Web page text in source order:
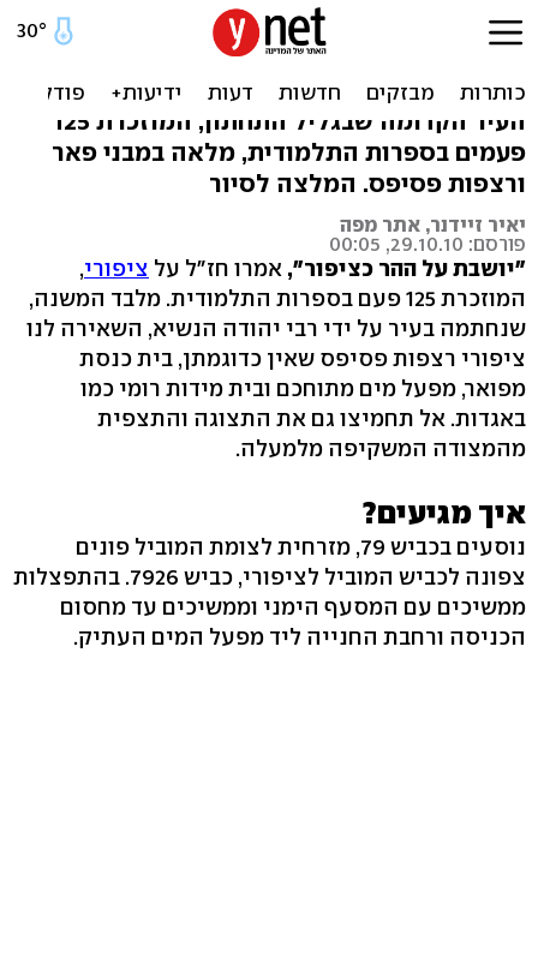
מצודה, מאגרים ומונה ליזה:
טיול סופ"ש בציפורי
העיר הקדומה שבגליל התחתון, המוזכרת 125
פעמים בספרות התלמודית, מלאה במבני פאר
ורצפות פסיפס. המלצה לסיור
יאיר זיידנר, אתר מפה
פורסם: 29.10.10, 00:05
"יושבת על ההר כציפור", אמרו חז"ל על ציפורי,
המוזכרת 125 פעם בספרות התלמודית. מלבד המשנה,
שנחתמה בעיר על ידי רבי יהודה הנשיא, השאירה לנו
ציפורי רצפות פסיפס שאין כדוגמתן, בית כנסת
מפואר, מפעל מים מתוחכם ובית מידות רומי כמו
באגדות. אל תחמיצו גם את התצוגה והתצפית
מהמצודה המשקיפה מלמעלה.
איך מגיעים?
נוסעים בכביש 79, מזרחית לצומת המוביל פונים
צפונה לכביש המוביל לציפורי, כביש 7926. בהתפצלות
ממשיכים עם המסעף הימני וממשיכים עד מחסום
הכניסה ורחבת החנייה ליד מפעל המים העתיק.